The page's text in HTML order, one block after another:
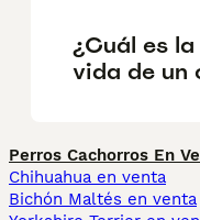
¿Cuál es
vida de un
Perros Cachorros En
Chihuahua en venta
Bichón Maltés en venta